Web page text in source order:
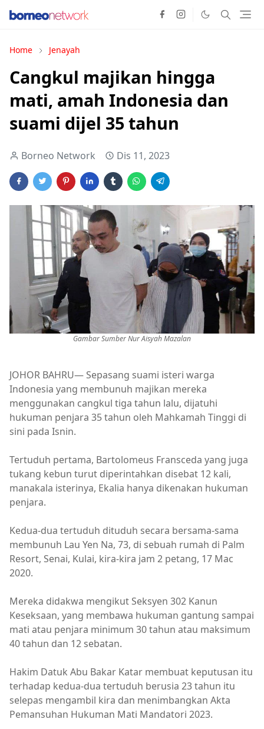
Home Jenayah
Cangkul majikan hingga
mati, amah Indonesia dan
suami dijel 35 tahun
Borneo Network Dis 11, 2023
Gambar Sumber Nur Aisyah Mazalan
JOHOR BAHRU— Sepasang suami isteri warga
Indonesia yang membunuh majikan mereka
menggunakan cangkul tiga tahun lalu, dijatuhi
hukuman penjara 35 tahun oleh Mahkamah Tinggi di
sini pada Isnin.
Tertuduh pertama, Bartolomeus Fransceda yang juga
tukang kebun turut diperintahkan disebat 12 kali,
manakala isterinya, Ekalia hanya dikenakan hukuman
penjara.
Kedua-dua tertuduh dituduh secara bersama-sama
membunuh Lau Yen Na, 73, di sebuah rumah di Palm
Resort, Senai, Kulai, kira-kira jam 2 petang, 17 Mac
2020.
Mereka didakwa mengikut Seksyen 302 Kanun
Keseksaan, yang membawa hukuman gantung sampai
mati atau penjara minimum 30 tahun atau maksimum
40 tahun dan 12 sebatan.
Hakim Datuk Abu Bakar Katar membuat keputusan itu
terhadap kedua-dua tertuduh berusia 23 tahun itu
selepas mengambil kira dan menimbangkan Akta
Pemansuhan Hukuman Mati Mandatori 2023.